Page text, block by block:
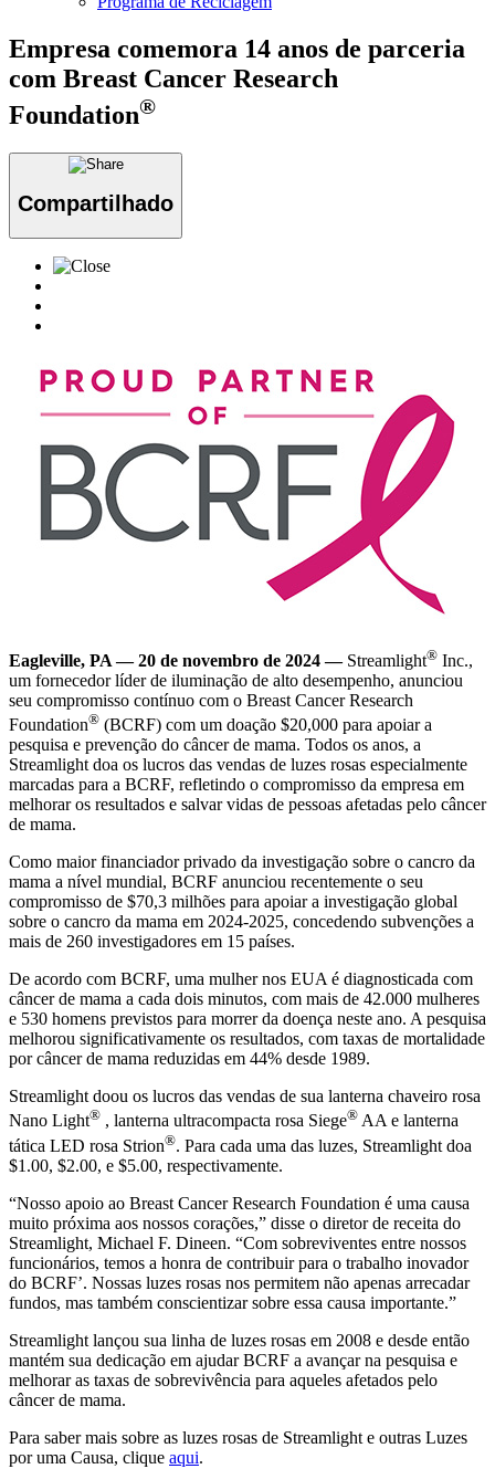
Empresa comemora 14 anos de parceria
com Breast Cancer Research
Foundation®
Compartilhado
Eagleville, PA — 20 de novembro de 2024 — Streamlight® Inc.,
um fornecedor líder de iluminação de alto desempenho, anunciou
seu compromisso contínuo com o Breast Cancer Research
Foundation® (BCRF) com um doação $20,000 para apoiar a
pesquisa e prevenção do câncer de mama. Todos os anos, a
Streamlight doa os lucros das vendas de luzes rosas especialmente
marcadas para a BCRF, refletindo o compromisso da empresa em
melhorar os resultados e salvar vidas de pessoas afetadas pelo câncer
de mama.
Como maior financiador privado da investigação sobre o cancro da
mama a nível mundial, BCRF anunciou recentemente o seu
compromisso de $70,3 milhões para apoiar a investigação global
sobre o cancro da mama em 2024-2025, concedendo subvenções a
mais de 260 investigadores em 15 países.
De acordo com BCRF, uma mulher nos EUA é diagnosticada com
câncer de mama a cada dois minutos, com mais de 42.000 mulheres
e 530 homens previstos para morrer da doença neste ano. A pesquisa
melhorou significativamente os resultados, com taxas de mortalidade
por câncer de mama reduzidas em 44% desde 1989.
Streamlight doou os lucros das vendas de sua lanterna chaveiro rosa
Nano Light® , lanterna ultracompacta rosa Siege® AA e lanterna
tática LED rosa Strion®. Para cada uma das luzes, Streamlight doa
$1.00, $2.00, e $5.00, respectivamente.
“Nosso apoio ao Breast Cancer Research Foundation é uma causa
muito próxima aos nossos corações,” disse o diretor de receita do
Streamlight, Michael F. Dineen. “Com sobreviventes entre nossos
funcionários, temos a honra de contribuir para o trabalho inovador
do BCRF’. Nossas luzes rosas nos permitem não apenas arrecadar
fundos, mas também conscientizar sobre essa causa importante.”
Streamlight lançou sua linha de luzes rosas em 2008 e desde então
mantém sua dedicação em ajudar BCRF a avançar na pesquisa e
melhorar as taxas de sobrevivência para aqueles afetados pelo
câncer de mama.
Para saber mais sobre as luzes rosas de Streamlight e outras Luzes
por uma Causa, clique aqui.